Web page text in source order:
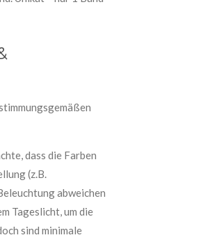
dass die Farben
(z.B.
abweichen
Tageslicht, um die
sind minimale